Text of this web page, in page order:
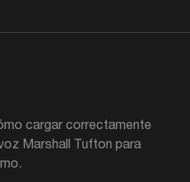
cargar correctamente
Marshall Tufton para